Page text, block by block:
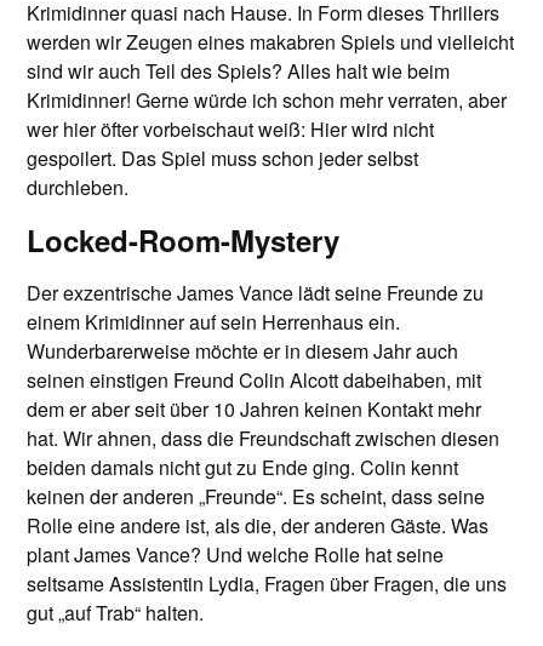
Krimidinner quasi nach Hause. In Form dieses Thrillers
werden wir Zeugen eines makabren Spiels und vielleicht
sind wir auch Teil des Spiels? Alles halt wie beim
Krimidinner! Gerne würde ich schon mehr verraten, aber
wer hier öfter vorbeischaut weiß: Hier wird nicht
gespoilert. Das Spiel muss schon jeder selbst
durchleben.
Locked-Room-Mystery
Der exzentrische James Vance lädt seine Freunde zu
einem Krimidinner auf sein Herrenhaus ein.
Wunderbarerweise möchte er in diesem Jahr auch
seinen einstigen Freund Colin Alcott dabeihaben, mit
dem er aber seit über 10 Jahren keinen Kontakt mehr
hat. Wir ahnen, dass die Freundschaft zwischen diesen
beiden damals nicht gut zu Ende ging. Colin kennt
keinen der anderen „Freunde“. Es scheint, dass seine
Rolle eine andere ist, als die, der anderen Gäste. Was
plant James Vance? Und welche Rolle hat seine
seltsame Assistentin Lydia, Fragen über Fragen, die uns
gut „auf Trab“ halten.